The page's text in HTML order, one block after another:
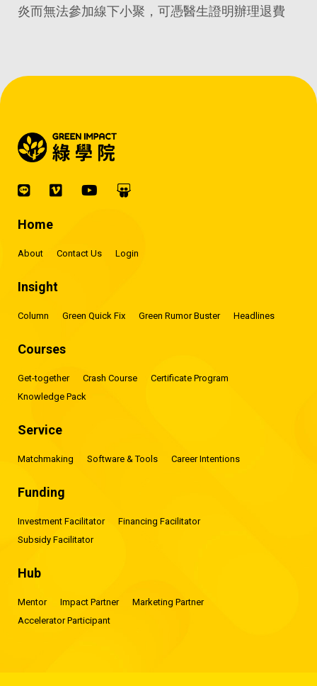
炎而無法參加線下小聚，可憑醫生證明辦理退費
Home
About Contact Us Login
Insight
Column Green Quick Fix Green Rumor Buster Headlines
Courses
Get-together Crash Course
Certificate Program
Knowledge Pack
Service
Matchmaking Software & Tools Career Intentions
Funding
Investment Facilitator
Financing Facilitator
Subsidy Facilitator
Hub
Mentor Impact Partner
Marketing Partner
Accelerator Participant